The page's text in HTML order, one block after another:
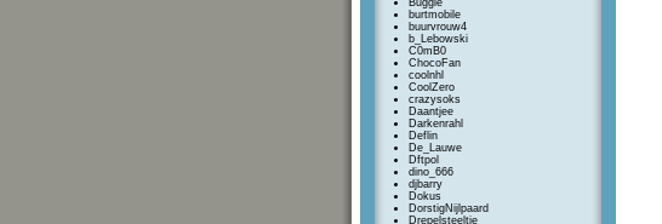
Buggle
burtmobile
buurvrouw4
b_Lebowski
C0mB0
ChocoFan
coolnhl
CoolZero
crazysoks
Daantjee
Darkenrahl
Deflin
De_Lauwe
Dftpol
dino_666
djbarry
Dokus
DorstigNijlpaard
Drepelsteeltje